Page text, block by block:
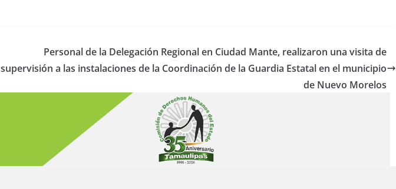
Personal de la Delegación Regional en Ciudad Mante, realizaron una visita de
supervisión a las instalaciones de la Coordinación de la Guardia Estatal en el municipio
de Nuevo Morelos